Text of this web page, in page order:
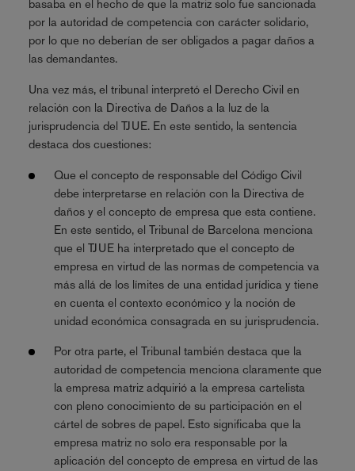
basaba en el hecho de que la matriz solo fue sancionada
por la autoridad de competencia con carácter solidario,
por lo que no deberían de ser obligados a pagar daños a
las demandantes.
Una vez más, el tribunal interpretó el Derecho Civil en
relación con la Directiva de Daños a la luz de la
jurisprudencia del TJUE. En este sentido, la sentencia
destaca dos cuestiones:
Que el concepto de responsable del Código Civil
debe interpretarse en relación con la Directiva de
daños y el concepto de empresa que esta contiene.
En este sentido, el Tribunal de Barcelona menciona
que el TJUE ha interpretado que el concepto de
empresa en virtud de las normas de competencia va
más allá de los límites de una entidad jurídica y tiene
en cuenta el contexto económico y la noción de
unidad económica consagrada en su jurisprudencia.
Por otra parte, el Tribunal también destaca que la
autoridad de competencia menciona claramente que
la empresa matriz adquirió a la empresa cartelista
con pleno conocimiento de su participación en el
cártel de sobres de papel. Esto significaba que la
empresa matriz no solo era responsable por la
aplicación del concepto de empresa en virtud de las